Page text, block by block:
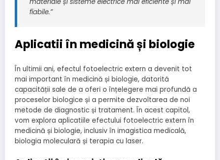
materiale și sisteme electrice mai eficiente și mai
fiabile.”
Aplicatii în medicină și biologie
În ultimii ani, efectul fotoelectric extern a devenit tot
mai important în medicină și biologie, datorită
capacității sale de a oferi o înțelegere mai profundă a
proceselor biologice și a permite dezvoltarea de noi
metode de diagnostic și tratament. În acest capitol,
vom explora aplicatiile efectului fotoelectric extern în
medicină și biologie, inclusiv în imagistica medicală,
biologia moleculară și terapia cu laser.